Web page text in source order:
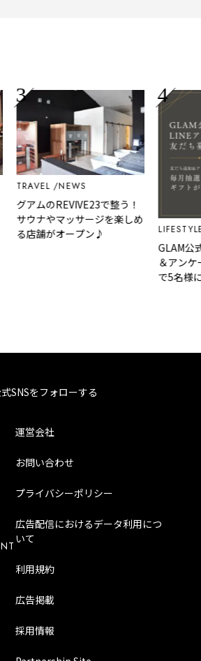
TRAVEL NEWS
グアムのREVIVE23で整う！
サウナやマッサージを楽しめ
る店舗がオープン♪
LIFESTYLE
GLAM公
＆アンケ
で5名様
SNSをフォローする
運営会社
お問い合わせ
プライバシーポリシー
広告配信におけるデータ利用につ
いて
利用規約
広告掲載
採用情報